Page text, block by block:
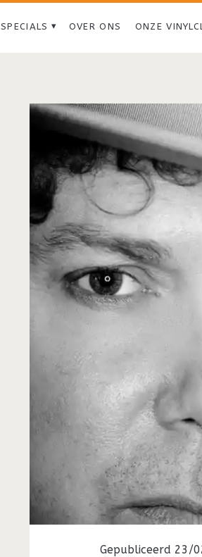
SPECIALS OVER ONS ONZE
<span>Mark
Huff</
Gepubliceerd 23/